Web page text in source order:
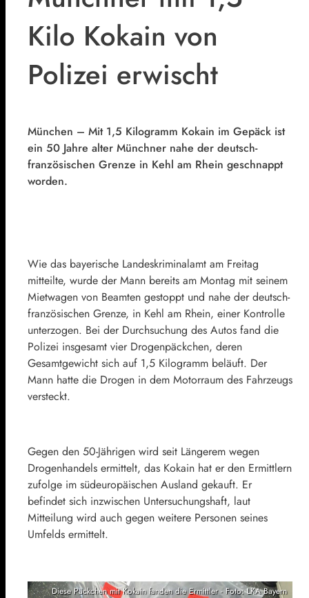
Kilo Kokain von
Polizei erwischt
München – Mit 1,5 Kilogramm Kokain im Gepäck ist
ein 50 Jahre alter Münchner nahe der deutsch-
französischen Grenze in Kehl am Rhein geschnappt
worden.
Wie das bayerische Landeskriminalamt am Freitag
mitteilte, wurde der Mann bereits am Montag mit seinem
Mietwagen von Beamten gestoppt und nahe der deutsch-
französischen Grenze, in Kehl am Rhein, einer Kontrolle
unterzogen. Bei der Durchsuchung des Autos fand die
Polizei insgesamt vier Drogenpäckchen, deren
Gesamtgewicht sich auf 1,5 Kilogramm beläuft. Der
Mann hatte die Drogen in dem Motorraum des Fahrzeugs
versteckt.
Gegen den 50-Jährigen wird seit Längerem wegen
Drogenhandels ermittelt, das Kokain hat er den Ermittlern
zufolge im südeuropäischen Ausland gekauft. Er
befindet sich inzwischen Untersuchungshaft, laut
Mitteilung wird auch gegen weitere Personen seines
Umfelds ermittelt.
Diese Päckchen mit Kokain fanden die Ermittler - Foto: LKA Bayern